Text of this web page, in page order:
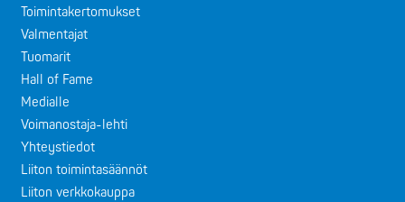
Toimintakertomukset
Valmentajat
Tuomarit
Hall of Fame
Medialle
Voimanostaja-lehti
Yhteystiedot
Liiton toimintasäännöt
Liiton verkkokauppa